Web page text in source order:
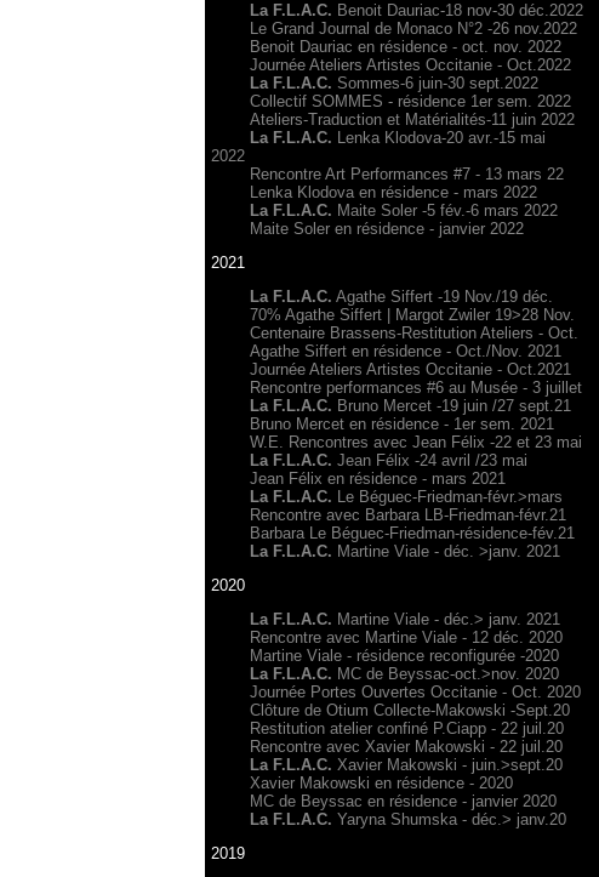
La F.L.A.C. Benoit Dauriac-18 nov-30 déc.2022
Le Grand Journal de Monaco N°2 -26 nov.2022
Benoit Dauriac en résidence - oct. nov. 2022
Journée Ateliers Artistes Occitanie - Oct.2022
La F.L.A.C. Sommes-6 juin-30 sept.2022
Collectif SOMMES - résidence 1er sem. 2022
Ateliers-Traduction et Matérialités-11 juin 2022
La F.L.A.C. Lenka Klodova-20 avr.-15 mai
2022
Rencontre Art Performances #7 - 13 mars 22
Lenka Klodova en résidence - mars 2022
La F.L.A.C. Maite Soler -5 fév.-6 mars 2022
Maite Soler en résidence - janvier 2022
2021
La F.L.A.C. Agathe Siffert -19 Nov./19 déc.
70% Agathe Siffert | Margot Zwiler 19>28 Nov.
Centenaire Brassens-Restitution Ateliers - Oct.
Agathe Siffert en résidence - Oct./Nov. 2021
Journée Ateliers Artistes Occitanie - Oct.2021
Rencontre performances #6 au Musée - 3 juillet
La F.L.A.C. Bruno Mercet -19 juin /27 sept.21
Bruno Mercet en résidence - 1er sem. 2021
W.E. Rencontres avec Jean Félix -22 et 23 mai
La F.L.A.C. Jean Félix -24 avril /23 mai
Jean Félix en résidence - mars 2021
La F.L.A.C. Le Béguec-Friedman-févr.>mars
Rencontre avec Barbara LB-Friedman-févr.21
Barbara Le Béguec-Friedman-résidence-fév.21
La F.L.A.C. Martine Viale - déc. >janv. 2021
2020
La F.L.A.C. Martine Viale - déc.> janv. 2021
Rencontre avec Martine Viale - 12 déc. 2020
Martine Viale - résidence reconfigurée -2020
La F.L.A.C. MC de Beyssac-oct.>nov. 2020
Journée Portes Ouvertes Occitanie - Oct. 2020
Clôture de Otium Collecte-Makowski -Sept.20
Restitution atelier confiné P.Ciapp - 22 juil.20
Rencontre avec Xavier Makowski - 22 juil.20
La F.L.A.C. Xavier Makowski - juin.>sept.20
Xavier Makowski en résidence - 2020
MC de Beyssac en résidence - janvier 2020
La F.L.A.C. Yaryna Shumska - déc.> janv.20
2019